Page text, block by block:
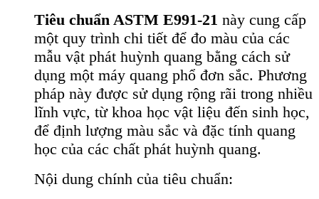
Tiêu chuẩn ASTM E991-21 này cung cấp
một quy trình chi tiết để đo màu của các
mẫu vật phát huỳnh quang bằng cách sử
dụng một máy quang phổ đơn sắc. Phương
pháp này được sử dụng rộng rãi trong nhiều
lĩnh vực, từ khoa học vật liệu đến sinh học,
để định lượng màu sắc và đặc tính quang
học của các chất phát huỳnh quang.
Nội dung chính của tiêu chuẩn: